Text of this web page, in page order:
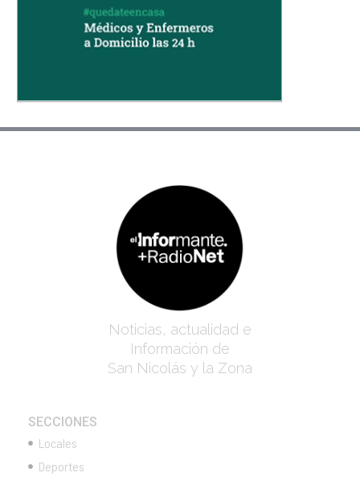
Noticias, actualidad e
Información de
San Nicolás y la Zona
SECCIONES
Locales
Deportes